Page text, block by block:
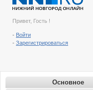
Привет, Гость !
- Войти
- Зарегистрироваться
Основное